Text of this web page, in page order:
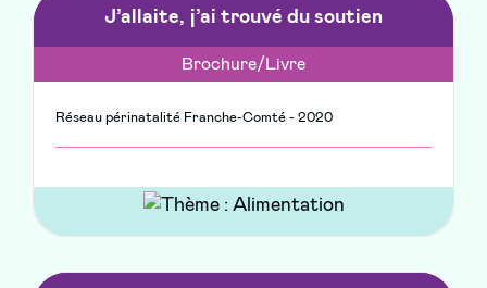
J’allaite, j’ai trouvé du soutien
Brochure/Livre
Réseau périnatalité Franche-Comté - 2020